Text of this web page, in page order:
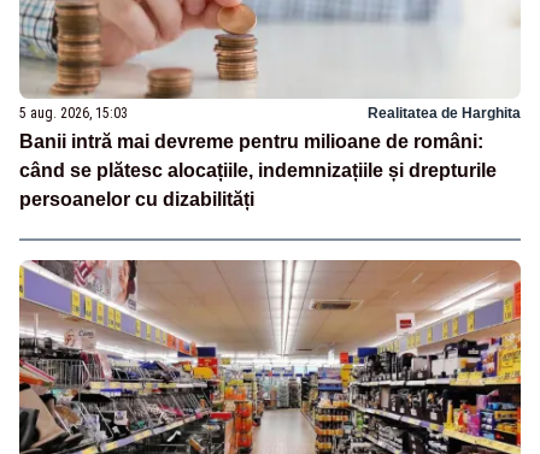
5 aug. 2026, 15:03 Realitatea de Harghita
Banii intră mai devreme pentru milioane de români:
când se plătesc alocațiile, indemnizațiile și drepturile
persoanelor cu dizabilități